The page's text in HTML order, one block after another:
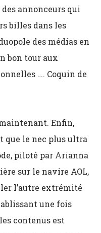
annonceurs qui
billes dans les
des médias en
bon tour aux
…. Coquin de
Enfin,
que le nec plus ultra
piloté par Arianna
sur le navire AOL,
l’autre extrémité
une fois
contenus est